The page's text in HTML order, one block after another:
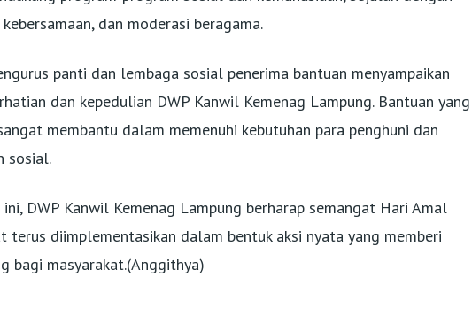
dan moderasi beragama.
panti dan lembaga sosial penerima bantuan menyampaikan
dan kepedulian DWP Kanwil Kemenag Lampung. Bantuan yang
membantu dalam memenuhi kebutuhan para penghuni dan
sosial.
DWP Kanwil Kemenag Lampung berharap semangat Hari Amal
terus diimplementasikan dalam bentuk aksi nyata yang memberi
bagi masyarakat.(Anggithya)